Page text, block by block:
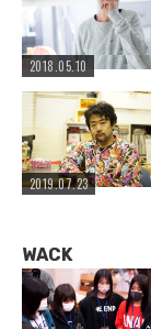
2018.05.10
2019.07.23
WACK